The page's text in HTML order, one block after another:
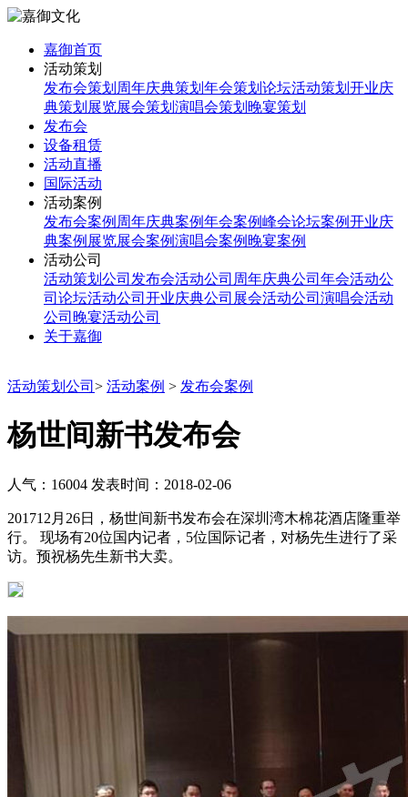
嘉御首页
活动策划
发布会策划 周年庆典策划 年会策划 论坛活动策划 开业庆
典策划 展览展会策划 演唱会策划 晚宴策划
发布会
设备租赁
活动直播
国际活动
活动案例
发布会案例 周年庆典案例年会案例峰会论坛案例开业庆
典案例 展览展会案例演唱会案例 晚宴案例
活动公司
活动策划公司 发布会活动公司 周年庆典公司 年会活动公
司 论坛活动公司 开业庆典公司 展会活动公司 演唱会活动
公司 晚宴活动公司
关于嘉御
活动策划公司 > 活动案例 > 发布会案例
杨世间新书发布会
人气：16004 发表时间：2018-02-06
201712月26日，杨世间新书发布会在深圳湾木棉花酒店隆重举
行。 现场有20位国内记者，5位国际记者，对杨先生进行了采
访。预祝杨先生新书大卖。